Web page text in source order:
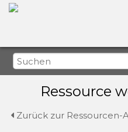
Ressource
Zurück zur Ressourcen-